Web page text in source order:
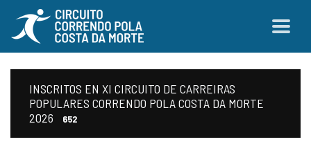
INSCRITOS EN XI CIRCUITO DE CARREIRAS
POPULARES CORRENDO POLA COSTA DA MORTE
2026
652